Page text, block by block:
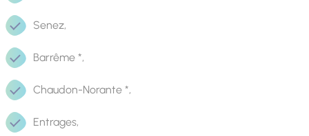
Senez,
Barrême *,
Chaudon-Norante *,
Entrages,